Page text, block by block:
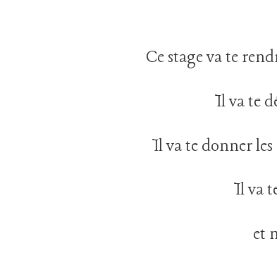
Ce stage va te
Il va te
Il va te donner
Il va
et